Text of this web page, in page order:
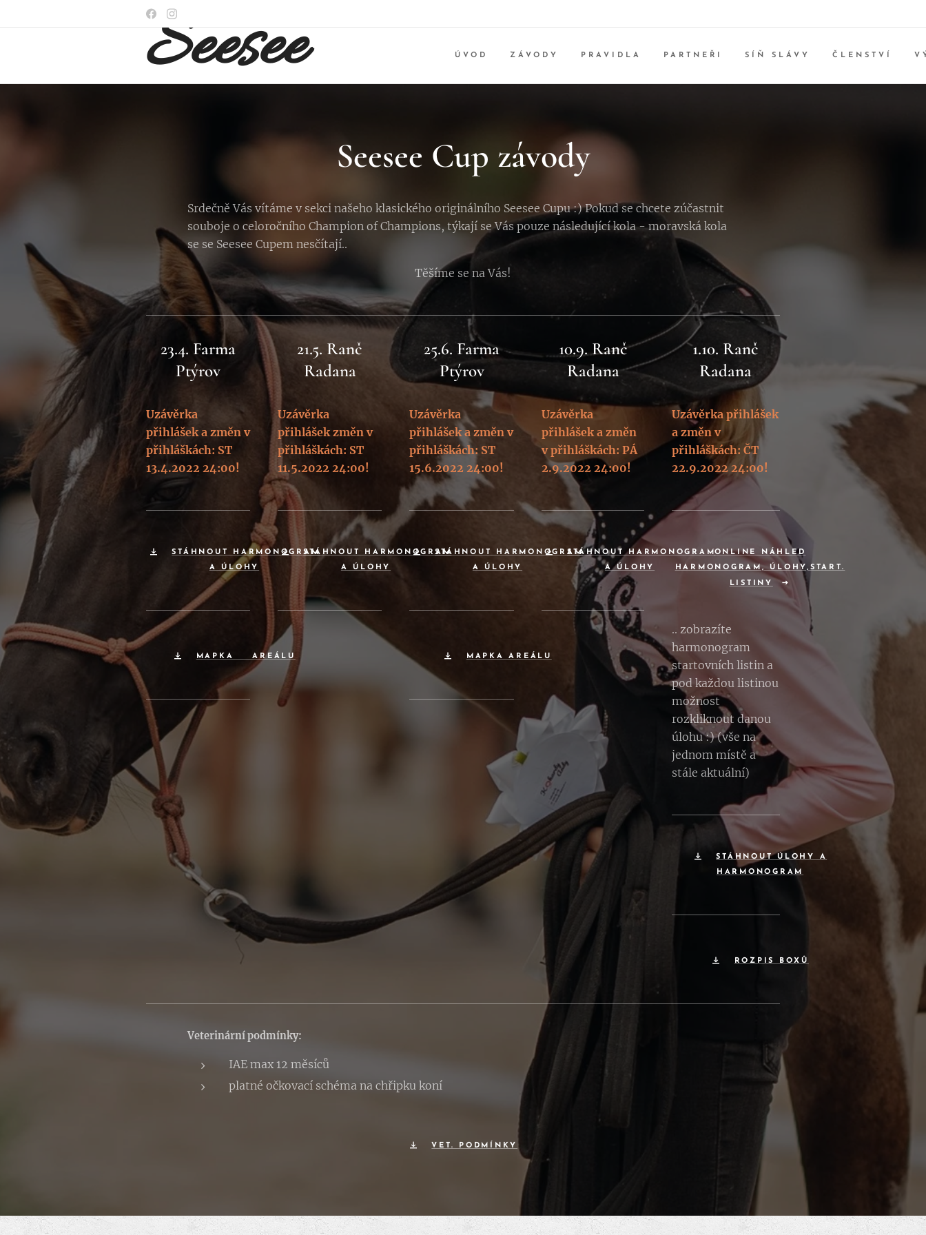
Seesee
Cup
ÚVOD ZÁVODY PRAVIDLA PARTNEŘI SÍŇ SLÁVY ČLENSTVÍ
Seesee Cup závody
Srdečně Vás vítáme v sekci našeho klasického originálního Seesee Cupu :) Pokud se chcete zúčastnit
souboje o celoročního Champion of Champions, týkají se Vás pouze následující kola - moravská kola
se se Seesee Cupem nesčítají..
Těšíme se na Vás!
23.4. Farma
Ptýrov
Uzávěrka
přihlášek a změn v
přihláškách: ST
13.4.2022 24:00!
STÁHNOUT HARMONOGRAM
A ÚLOHY
MAPKA AREÁLU
21.5. Ranč
Radana
Uzávěrka
přihlášek změn v
přihláškách: ST
11.5.2022 24:00!
STÁHNOUT HARMONOGRAM
A ÚLOHY
25.6. Farma
Ptýrov
Uzávěrka
přihlášek a změn v
přihláškách: ST
15.6.2022 24:00!
STÁHNOUT HARMONOGRAM
A ÚLOHY
MAPKA AREÁLU
10.9. Ranč
Radana
Uzávěrka
přihlášek a změn
v přihláškách: PÁ
2.9.2022 24:00!
STÁHNOUT HARMONOGRAM
A ÚLOHY
1.10. Ranč
Radana
Uzávěrka přihlášek
a změn v
přihláškách: ČT
22.9.2022 24:00!
ONLINE NÁHLED
HARMONOGRAM, ÚLOHY,START.
LISTINY
.. zobrazíte
harmonogram
startovních listin a
pod každou listinou
možnost
rozkliknout danou
úlohu :) (vše na
jednom místě a
stále aktuální)
STÁHNOUT ÚLOHY A
HARMONOGRAM
ROZPIS BOXŮ
Veterinární podmínky:
IAE max 12 měsíců
platné očkovací schéma na chřipku koní
VET. PODMÍNKY